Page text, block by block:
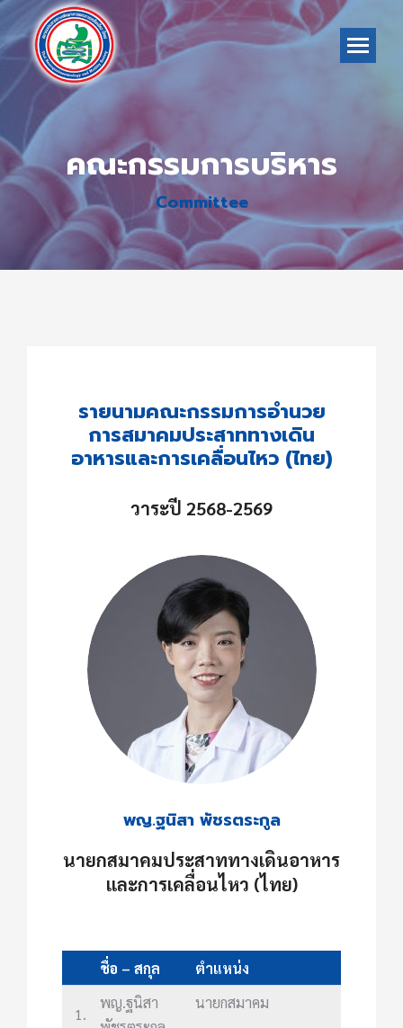
คณะกรรมการบริหาร
Committee
รายนามคณะกรรมการอำนวย
การสมาคมประสาททางเดิน
อาหารและการเคลื่อนไหว (ไทย)
วาระปี 2568-2569
พญ.ฐนิสา พัชรตระกูล
นายกสมาคมประสาททางเดินอาหาร
และการเคลื่อนไหว (ไทย)
ชื่อ – สกุล ตำแหน่ง
1.
พญ.ฐนิสา
นายกสมาคม